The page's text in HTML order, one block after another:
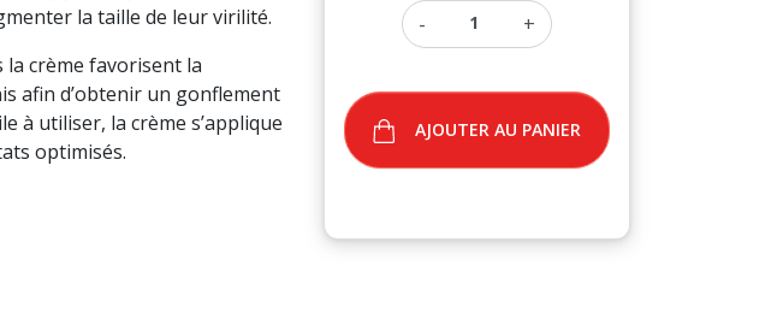
la taille de leur virilité.
la crème favorisent la
afin d’obtenir un gonflement
à utiliser, la crème s’applique
optimisés.
-
+
AJOUTER AU PANIER